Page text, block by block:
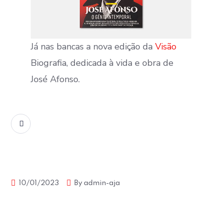
Já nas bancas a nova edição daVisão
Biografia, dedicada à vida e obra de
José Afonso.
Biografia Concertos de José Afonso
10/01/2023 Byadmin-aja